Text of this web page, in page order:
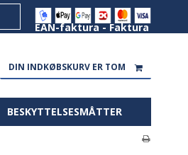
EAN-faktura - Faktura
DIN INDKØBSKURV ER TOM
BESKYTTELSESMÅTTER